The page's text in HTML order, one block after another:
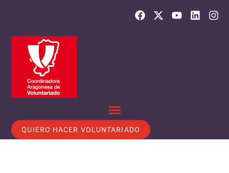
QUIERO HACER VOLUNTARIADO